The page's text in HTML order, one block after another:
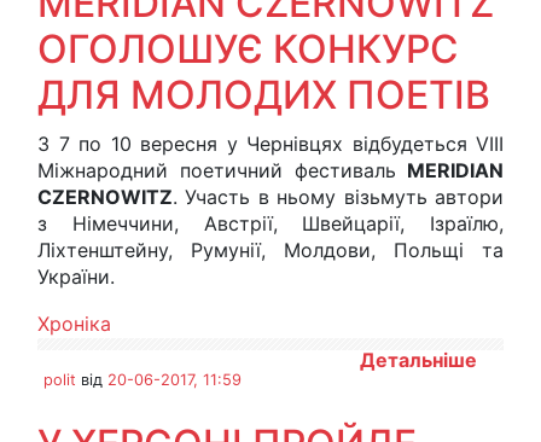
ОГОЛОШУЄ КОНКУРС
ДЛЯ МОЛОДИХ ПОЕТІВ
З 7 по 10 вересня у Чернівцях відбудеться VIII
Міжнародний поетичний фестиваль MERIDIAN
CZERNOWITZ. Участь в ньому візьмуть автори
з Німеччини, Австрії, Швейцарії, Ізраїлю,
Ліхтенштейну, Румунії, Молдови, Польщі та
України.
Хроніка
Детальніше
polit від 20-06-2017, 11:59